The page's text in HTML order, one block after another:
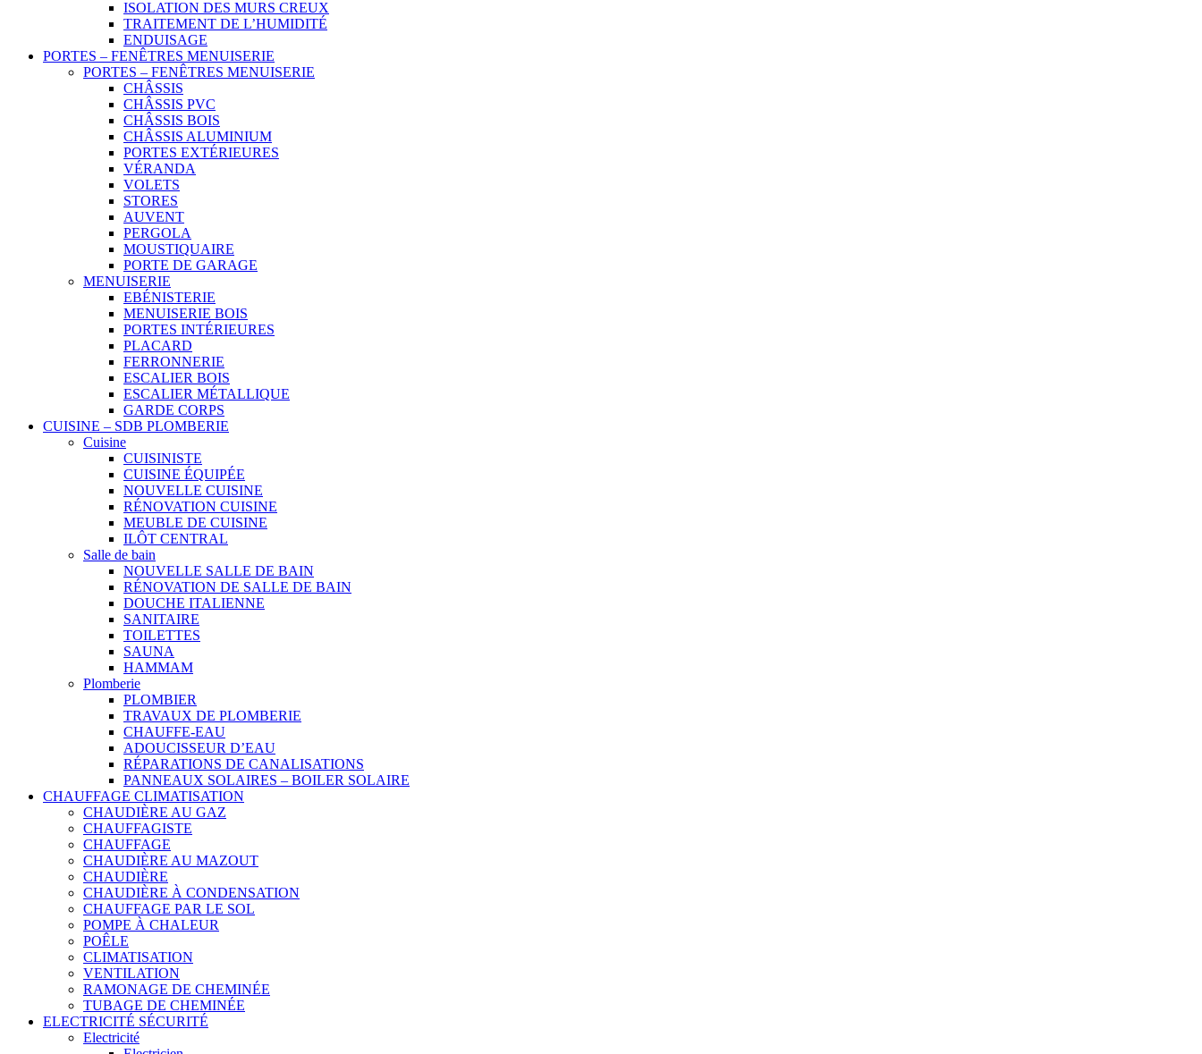
ISOLATION DES MURS CREUX
TRAITEMENT DE L’HUMIDITÉ
ENDUISAGE
PORTES – FENÊTRES MENUISERIE
PORTES – FENÊTRES MENUISERIE
CHÂSSIS
CHÂSSIS PVC
CHÂSSIS BOIS
CHÂSSIS ALUMINIUM
PORTES EXTÉRIEURES
VÉRANDA
VOLETS
STORES
AUVENT
PERGOLA
MOUSTIQUAIRE
PORTE DE GARAGE
MENUISERIE
EBÉNISTERIE
MENUISERIE BOIS
PORTES INTÉRIEURES
PLACARD
FERRONNERIE
ESCALIER BOIS
ESCALIER MÉTALLIQUE
GARDE CORPS
CUISINE – SDB PLOMBERIE
Cuisine
CUISINISTE
CUISINE ÉQUIPÉE
NOUVELLE CUISINE
RÉNOVATION CUISINE
MEUBLE DE CUISINE
ILÔT CENTRAL
Salle de bain
NOUVELLE SALLE DE BAIN
RÉNOVATION DE SALLE DE BAIN
DOUCHE ITALIENNE
SANITAIRE
TOILETTES
SAUNA
HAMMAM
Plomberie
PLOMBIER
TRAVAUX DE PLOMBERIE
CHAUFFE-EAU
ADOUCISSEUR D’EAU
RÉPARATIONS DE CANALISATIONS
PANNEAUX SOLAIRES – BOILER SOLAIRE
CHAUFFAGE CLIMATISATION
CHAUDIÈRE AU GAZ
CHAUFFAGISTE
CHAUFFAGE
CHAUDIÈRE AU MAZOUT
CHAUDIÈRE
CHAUDIÈRE À CONDENSATION
CHAUFFAGE PAR LE SOL
POMPE À CHALEUR
POÊLE
CLIMATISATION
VENTILATION
RAMONAGE DE CHEMINÉE
TUBAGE DE CHEMINÉE
ELECTRICITÉ SÉCURITÉ
Electricité